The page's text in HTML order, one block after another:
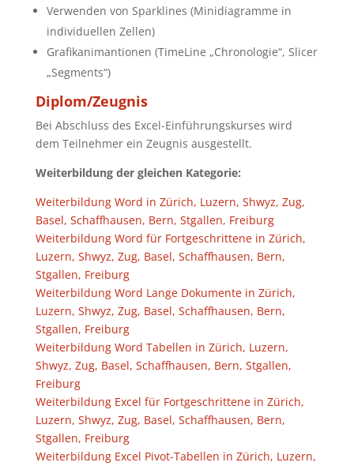
Verwenden von Sparklines (Minidiagramme in
individuellen Zellen)
Grafikanimantionen (TimeLine „Chronologie“, Slicer
„Segments“)
Diplom/Zeugnis
Bei Abschluss des Excel-Einführungskurses wird
dem Teilnehmer ein Zeugnis ausgestellt.
Weiterbildung der gleichen Kategorie:
Weiterbildung Word in Zürich, Luzern, Shwyz, Zug,
Basel, Schaffhausen, Bern, Stgallen, Freiburg
Weiterbildung Word für Fortgeschrittene in Zürich,
Luzern, Shwyz, Zug, Basel, Schaffhausen, Bern,
Stgallen, Freiburg
Weiterbildung Word Lange Dokumente in Zürich,
Luzern, Shwyz, Zug, Basel, Schaffhausen, Bern,
Stgallen, Freiburg
Weiterbildung Word Tabellen in Zürich, Luzern,
Shwyz, Zug, Basel, Schaffhausen, Bern, Stgallen,
Freiburg
Weiterbildung Excel für Fortgeschrittene in Zürich,
Luzern, Shwyz, Zug, Basel, Schaffhausen, Bern,
Stgallen, Freiburg
Weiterbildung Excel Pivot-Tabellen in Zürich, Luzern,